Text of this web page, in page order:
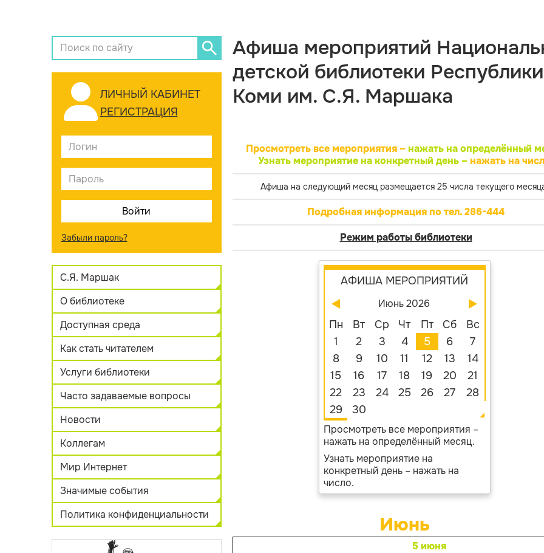
ЛИЧНЫЙ КАБИНЕТ
РЕГИСТРАЦИЯ
Забыли пароль?
С.Я. Маршак
О библиотеке
Доступная среда
Как стать читателем
Услуги библиотеки
Часто задаваемые вопросы
Новости
Коллегам
Мир Интернет
Значимые события
Политика конфиденциальности
Афиша мероприятий
детской библиотеки Республики
Коми им. С.Я. Маршака
Просмотреть все мероприятия – нажать на определённый
Узнать мероприятие на конкретный день –нажать на
Афиша на следующий месяц размещается 25 числа текущего
Подробная информация по тел. 286-444
Режим работы библиотеки
АФИША МЕРОПРИЯТИЙ
Июнь 2026
Пн Вт Ср Чт Пт Сб
Вс
1
2 3 4 5 6
7
8
9 10 11 12 13
14
15
16 17 18 19 20
21
22
23 24 25 26 27
28
29
30
Просмотреть все мероприятия –
нажать на определённый месяц.
Узнать мероприятие на
конкретный день – нажать на
число.
Июнь
5 июня